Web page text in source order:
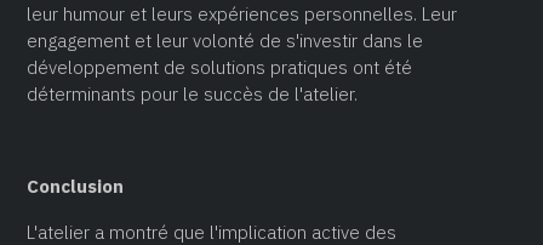
leur humour et leurs expériences personnelles. Leur
engagement et leur volonté de s'investir dans le
développement de solutions pratiques ont été
déterminants pour le succès de l'atelier.
Conclusion
L'atelier a montré que l'implication active des